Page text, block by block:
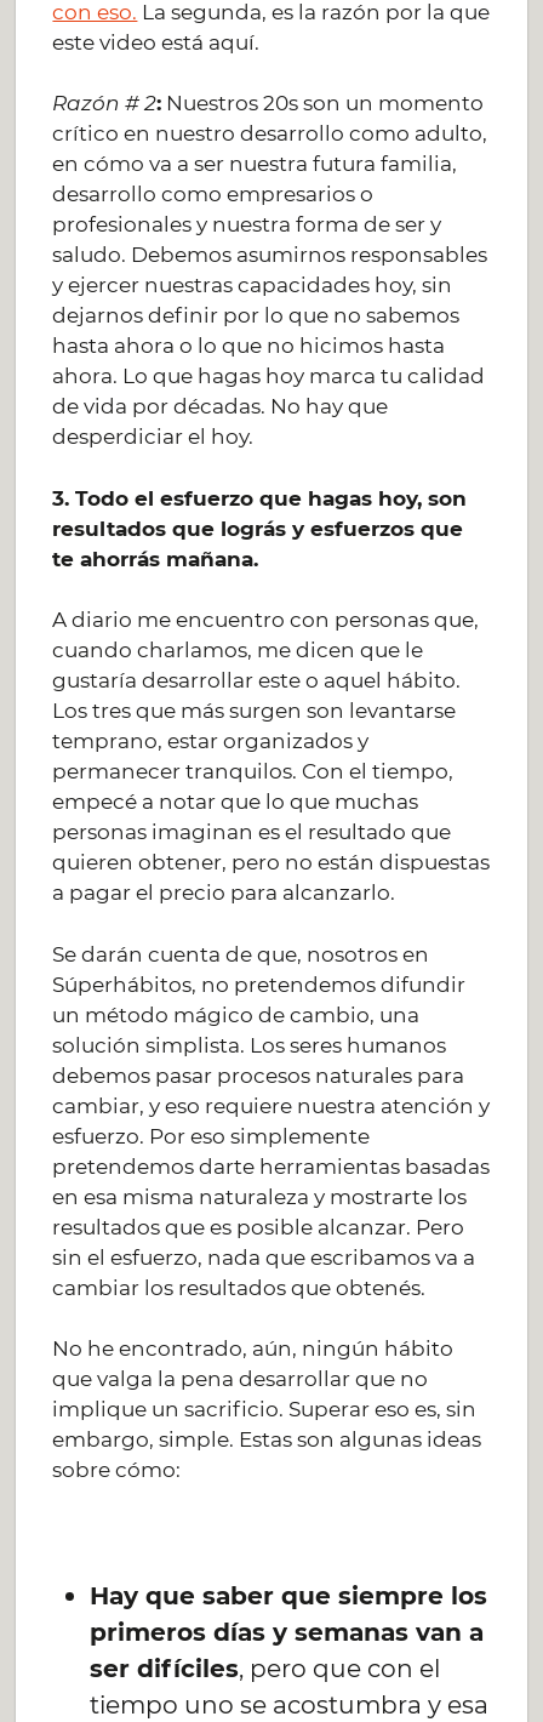
con eso. La segunda, es la razón por la que
este video está aquí.
Razón # 2: Nuestros 20s son un momento
crítico en nuestro desarrollo como adulto,
en cómo va a ser nuestra futura familia,
desarrollo como empresarios o
profesionales y nuestra forma de ser y
saludo. Debemos asumirnos responsables
y ejercer nuestras capacidades hoy, sin
dejarnos definir por lo que no sabemos
hasta ahora o lo que no hicimos hasta
ahora. Lo que hagas hoy marca tu calidad
de vida por décadas. No hay que
desperdiciar el hoy.
3. Todo el esfuerzo que hagas hoy, son
resultados que lográs y esfuerzos que
te ahorrás mañana.
A diario me encuentro con personas que,
cuando charlamos, me dicen que le
gustaría desarrollar este o aquel hábito.
Los tres que más surgen son levantarse
temprano, estar organizados y
permanecer tranquilos. Con el tiempo,
empecé a notar que lo que muchas
personas imaginan es el resultado que
quieren obtener, pero no están dispuestas
a pagar el precio para alcanzarlo.
Se darán cuenta de que, nosotros en
Súperhábitos, no pretendemos difundir
un método mágico de cambio, una
solución simplista. Los seres humanos
debemos pasar procesos naturales para
cambiar, y eso requiere nuestra atención y
esfuerzo. Por eso simplemente
pretendemos darte herramientas basadas
en esa misma naturaleza y mostrarte los
resultados que es posible alcanzar. Pero
sin el esfuerzo, nada que escribamos va a
cambiar los resultados que obtenés.
No he encontrado, aún, ningún hábito
que valga la pena desarrollar que no
implique un sacrificio. Superar eso es, sin
embargo, simple. Estas son algunas ideas
sobre cómo:
Hay que saber que siempre los
primeros días y semanas van a
ser difíciles, pero que con el
tiempo uno se acostumbra y esa